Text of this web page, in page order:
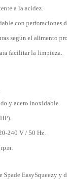
a la acidez.
con perforaciones
según el alimento
facilitar la limpieza.
y acero inoxidable.
240 V / 50 Hz.
Spade EasySqueezy